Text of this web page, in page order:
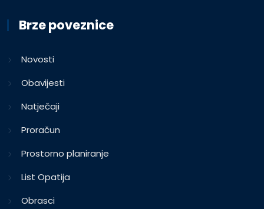
Brze poveznice
Novosti
Obavijesti
Natječaji
Proračun
Prostorno planiranje
List Opatija
Obrasci